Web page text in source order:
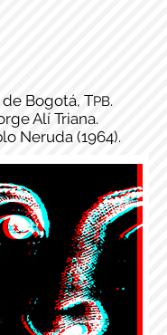
Bogotá, TPB.
Alí Triana.
Neruda (1964).